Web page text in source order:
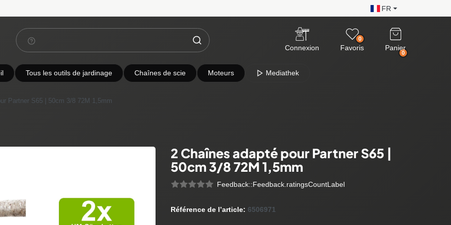
FR
Connexion
0
Favoris
0
Panier
Tous les outils de jardinage Chaînes de scie Moteurs Mediathek
Partner S65 | 50cm 3/8 72M 1,5mm
2 Chaînes adapté pour Partner S65 |
50cm 3/8 72M 1,5mm
Feedback::Feedback.ratingsCountLabel
Référence de l’article: 6506971